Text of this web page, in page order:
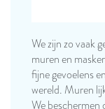
We zijn zo vaak
muren en
fijne gevoelens
wereld. Muren
We beschermen